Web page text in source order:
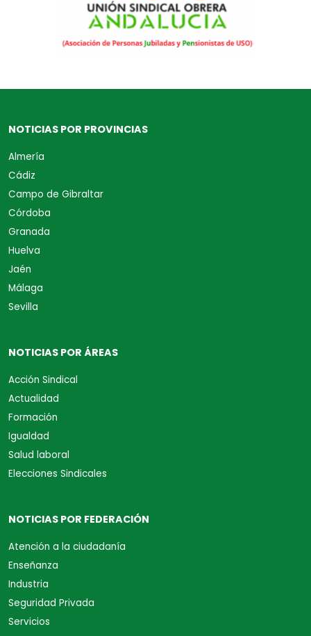
NOTICIAS POR PROVINCIAS
Almería
Cádiz
Campo de Gibraltar
Córdoba
Granada
Huelva
Jaén
Málaga
Sevilla
NOTICIAS POR ÁREAS
Acción Sindical
Actualidad
Formación
Igualdad
Salud laboral
Elecciones Sindicales
NOTICIAS POR FEDERACIÓN
Atención a la ciudadanía
Enseñanza
Industria
Seguridad Privada
Servicios